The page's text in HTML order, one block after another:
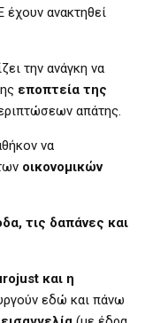
έχουν ανακτηθεί
την ανάγκη να
εποπτεία της
απάτης.
να
οικονομικών
τις δαπάνες και
και η
εδώ και πάνω